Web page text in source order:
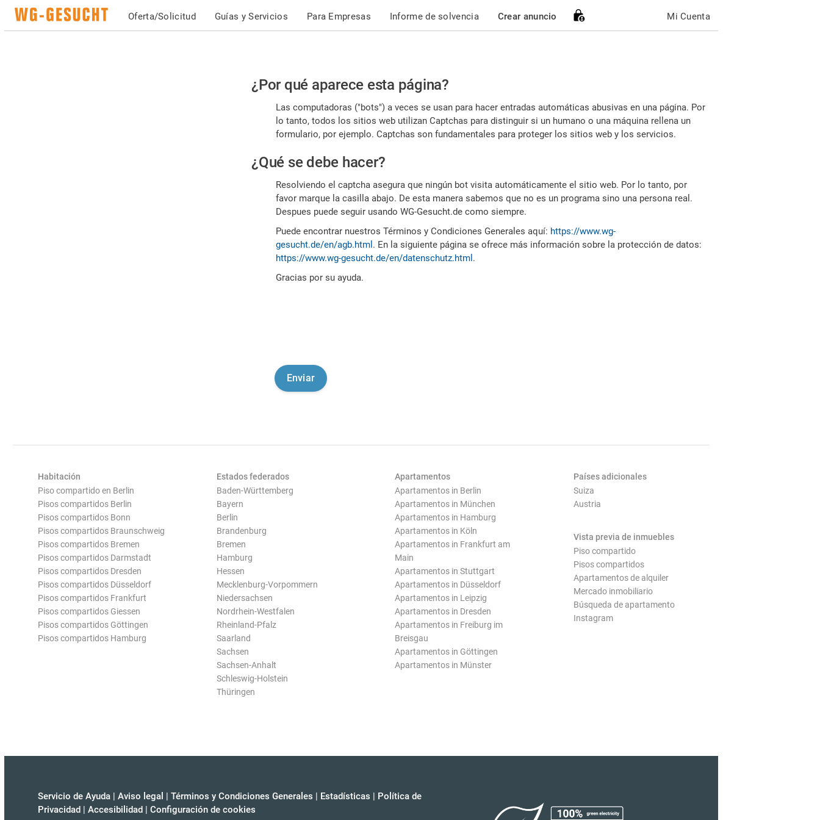
Oferta/Solicitud Guías y Servicios Para Empresas Informe de solvencia Crear anuncio Mi Cuenta
Por
favor,
confirme
es
humano
¿Por qué aparece esta página?
Las computadoras ("bots") a veces se usan para hacer entradas automáticas abusivas en una página. Por
lo tanto, todos los sitios web utilizan Captchas para distinguir si un humano o una máquina rellena un
formulario, por ejemplo. Captchas son fundamentales para proteger los sitios web y los servicios.
¿Qué se debe hacer?
Resolviendo el captcha asegura que ningún bot visita automáticamente el sitio web. Por lo tanto, por
favor marque la casilla abajo. De esta manera sabemos que no es un programa sino una persona real.
Despues puede seguir usando WG-Gesucht.de como siempre.
Puede encontrar nuestros Términos y Condiciones Generales aquí: https://www.wg-
gesucht.de/en/agb.html . En la siguiente página se ofrece más información sobre la protección de datos:
https://www.wg-gesucht.de/en/datenschutz.html .
Gracias por su ayuda.
Habitación
Piso compartido en Berlin
Pisos compartidos Berlin
Pisos compartidos Bonn
Pisos compartidos Braunschweig
Pisos compartidos Bremen
Pisos compartidos Darmstadt
Pisos compartidos Dresden
Pisos compartidos Düsseldorf
Pisos compartidos Frankfurt
Pisos compartidos Giessen
Pisos compartidos Göttingen
Pisos compartidos Hamburg
Estados federados
Baden-Württemberg
Bayern
Berlin
Brandenburg
Bremen
Hamburg
Hessen
Mecklenburg-Vorpommern
Niedersachsen
Nordrhein-Westfalen
Rheinland-Pfalz
Saarland
Sachsen
Sachsen-Anhalt
Schleswig-Holstein
Thüringen
Apartamentos
Apartamentos in Berlin
Apartamentos in München
Apartamentos in Hamburg
Apartamentos in Köln
Apartamentos in Frankfurt am
Main
Apartamentos in Stuttgart
Apartamentos in Düsseldorf
Apartamentos in Leipzig
Apartamentos in Dresden
Apartamentos in Freiburg im
Breisgau
Apartamentos in Göttingen
Apartamentos in Münster
Países adicionales
Suiza
Austria
Vista previa de inmuebles
Piso compartido
Pisos compartidos
Apartamentos de alquiler
Mercado inmobiliario
Búsqueda de apartamento
Instagram
Servicio de Ayuda | Aviso legal | Términos y Condiciones Generales | Estadísticas | Política de
Privacidad | Accesibilidad | Configuración de cookies